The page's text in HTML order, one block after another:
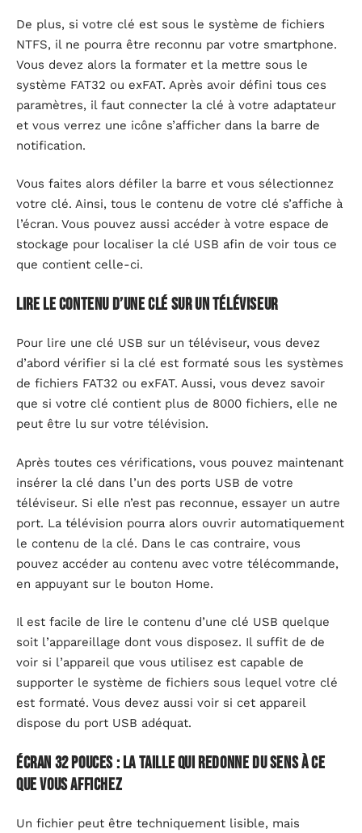
De plus, si votre clé est sous le système de fichiers
NTFS, il ne pourra être reconnu par votre smartphone.
Vous devez alors la formater et la mettre sous le
système FAT32 ou exFAT. Après avoir défini tous ces
paramètres, il faut connecter la clé à votre adaptateur
et vous verrez une icône s’afficher dans la barre de
notification.
Vous faites alors défiler la barre et vous sélectionnez
votre clé. Ainsi, tous le contenu de votre clé s’affiche à
l’écran. Vous pouvez aussi accéder à votre espace de
stockage pour localiser la clé USB afin de voir tous ce
que contient celle-ci.
Lire le contenu d’une clé sur un téléviseur
Pour lire une clé USB sur un téléviseur, vous devez
d’abord vérifier si la clé est formaté sous les systèmes
de fichiers FAT32 ou exFAT. Aussi, vous devez savoir
que si votre clé contient plus de 8000 fichiers, elle ne
peut être lu sur votre télévision.
Après toutes ces vérifications, vous pouvez maintenant
insérer la clé dans l’un des ports USB de votre
téléviseur. Si elle n’est pas reconnue, essayer un autre
port. La télévision pourra alors ouvrir automatiquement
le contenu de la clé. Dans le cas contraire, vous
pouvez accéder au contenu avec votre télécommande,
en appuyant sur le bouton Home.
Il est facile de lire le contenu d’une clé USB quelque
soit l’appareillage dont vous disposez. Il suffit de de
voir si l’appareil que vous utilisez est capable de
supporter le système de fichiers sous lequel votre clé
est formaté. Vous devez aussi voir si cet appareil
dispose du port USB adéquat.
Écran 32 pouces : la taille qui redonne du sens à ce
que vous affichez
Un fichier peut être techniquement lisible, mais